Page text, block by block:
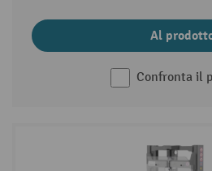
Al
Confronta il